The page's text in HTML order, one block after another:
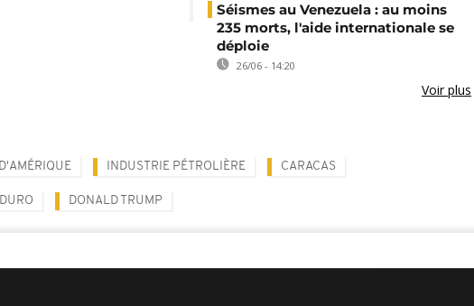
Séismes au Venezuela : au moins
235 morts, l'aide internationale se
déploie
26/06 - 14:20
Voir plus
INDUSTRIE PÉTROLIÈRE CARACAS
DONALD TRUMP